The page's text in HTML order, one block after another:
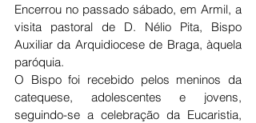
Encerrou no passado sábado, em Armil, a
visita pastoral de D. Nélio Pita, Bispo
Auxiliar da Arquidiocese de Braga, àquela
paróquia.
O Bispo foi recebido pelos meninos da
catequese, adolescentes e jovens,
seguindo-se a celebração da Eucaristia,